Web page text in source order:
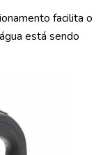
facilita o
está sendo